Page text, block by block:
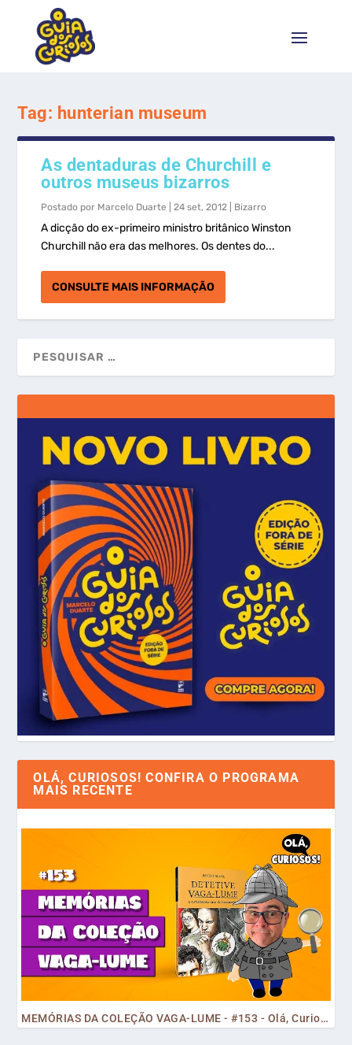
Tag: hunterian museum
As dentaduras de Churchill e
outros museus bizarros
Postado por Marcelo Duarte |24 set, 2012 Bizarro
A dicção do ex-primeiro ministro britânico Winston
Churchill não era das melhores. Os dentes do...
CONSULTE MAIS INFORMAÇÃO
OLÁ, CURIOSOS! CONFIRA O PROGRAMA
MAIS RECENTE
MEMÓRIAS DA COLEÇÃO VAGA-LUME - #153 - Olá, Curiosos! 2023